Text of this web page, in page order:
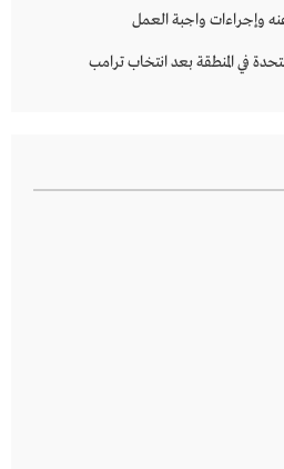
وإجراءات واجبة العمل
في المنطقة بعد انتخاب ترامب